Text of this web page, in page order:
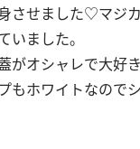
させました♡マジ
いました。
がオシャレで大好
もホワイトなので